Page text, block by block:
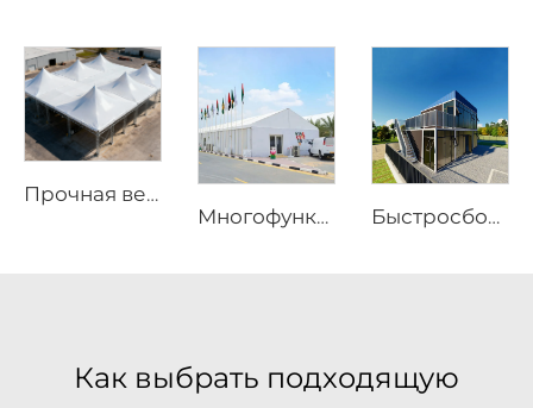
Прочная ветрозащитная каркасная палатка | Большая уличная тентовая конструкция для надёжной защиты от погодных условий
Многофункциональные решения на основе алюминиевой конструкции | Промышленный складской тент большого размера и роскошный маркиз для уличных мероприятий для проведения праздничных мероприятий
Быстросборный модульный контейнерный дом | Складной портативный жилой модуль для жилого использования
Как выбрать подходящую